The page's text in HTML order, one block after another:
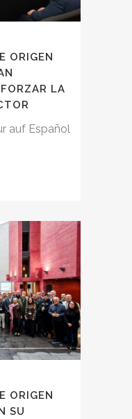
ORIGEN
LA
auf Español
ORIGEN
SU